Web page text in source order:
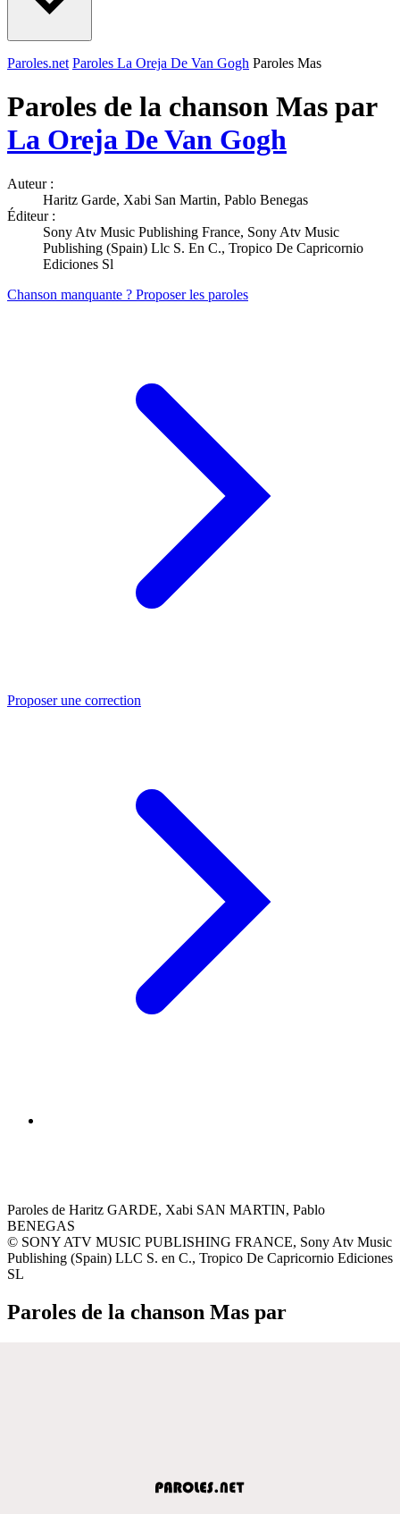
Paroles.net Paroles La Oreja De Van Gogh Paroles Mas
Paroles de la chanson Mas par
La Oreja De Van Gogh
Auteur :
Haritz Garde, Xabi San Martin, Pablo Benegas
Éditeur :
Sony Atv Music Publishing France, Sony Atv Music
Publishing (Spain) Llc S. En C., Tropico De Capricornio
Ediciones Sl
Chanson manquante ? Proposer les paroles
Proposer une correction
Paroles de Haritz GARDE, Xabi SAN MARTIN, Pablo
BENEGAS
© SONY ATV MUSIC PUBLISHING FRANCE, Sony Atv Music
Publishing (Spain) LLC S. en C., Tropico De Capricornio Ediciones
SL
Paroles de la chanson Mas par